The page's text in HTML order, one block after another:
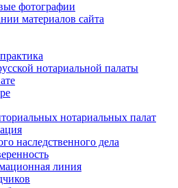
фотографии
материалов сайта
нотариальной палаты
нотариальных палат
наследственного дела
линия